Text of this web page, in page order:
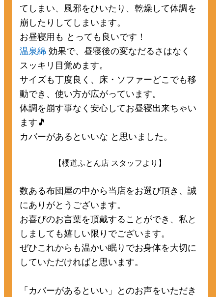
てしまい、風邪をひいたり、乾燥して体調を
崩したりしてしまいます。
お昼寝用も とっても良いです！
温泉綿 効果で、昼寝後の変なだるさはなく
スッキリ目覚めます。
サイズも丁度良く、床・ソファーどこでも移
動でき、使い方が広がっています。
体調を崩す事なく安心してお昼寝出来ちゃい
ます🎵
カバーがあるといいな と思いました。
【櫻道ふとん店 スタッフより】
数ある布団屋の中から当店をお選び頂き、誠
にありがとうございます。
お喜びのお言葉を頂戴することができ、私と
しましても嬉しい限りでございます。
ぜひこれからも温かい眠りでお身体を大切に
していただければと思います。
「カバーがあるといい」とのお声をいただき